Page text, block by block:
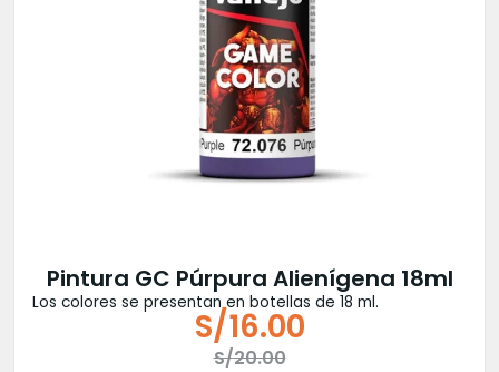
Pintura GC Púrpura Alienígena 18ml
Los colores se presentan en botellas de 18 ml.
S/20.00
S/16.00